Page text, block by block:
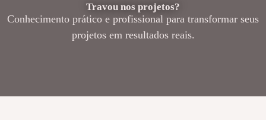
Travou nos projetos?
Conhecimento prático e profissional para transformar seus
projetos em resultados reais.